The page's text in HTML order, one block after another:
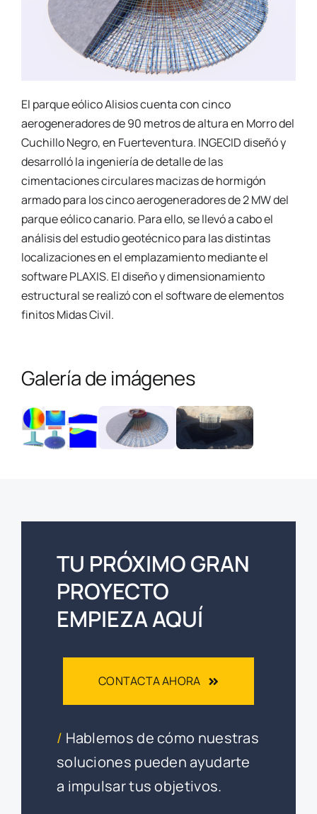
El parque eólico Alisios cuenta con cinco
aerogeneradores de 90 metros de altura en Morro del
Cuchillo Negro, en Fuerteventura. INGECID diseñó y
desarrolló la ingeniería de detalle de las
cimentaciones circulares macizas de hormigón
armado para los cinco aerogeneradores de 2 MW del
parque eólico canario. Para ello, se llevó a cabo el
análisis del estudio geotécnico para las distintas
localizaciones en el emplazamiento mediante el
software PLAXIS. El diseño y dimensionamiento
estructural se realizó con el software de elementos
finitos Midas Civil.
Galería de imágenes
TU PRÓXIMO GRAN
PROYECTO
EMPIEZA AQUÍ
CONTACTA AHORA
/ Hablemos de cómo nuestras
soluciones pueden ayudarte
a impulsar tus objetivos.